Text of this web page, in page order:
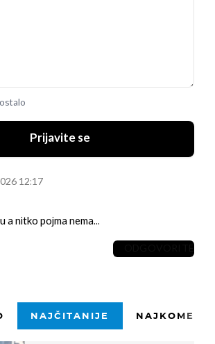
Prijavite se
12:17
a nitko pojma nema...
NAJČITANIJE